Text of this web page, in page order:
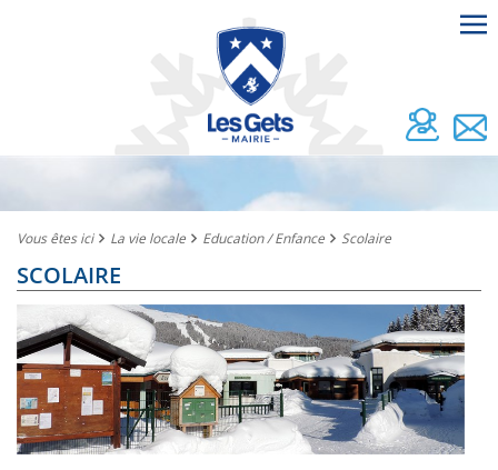
Vous êtes ici La vie locale Education / Enfance Scolaire
SCOLAIRE